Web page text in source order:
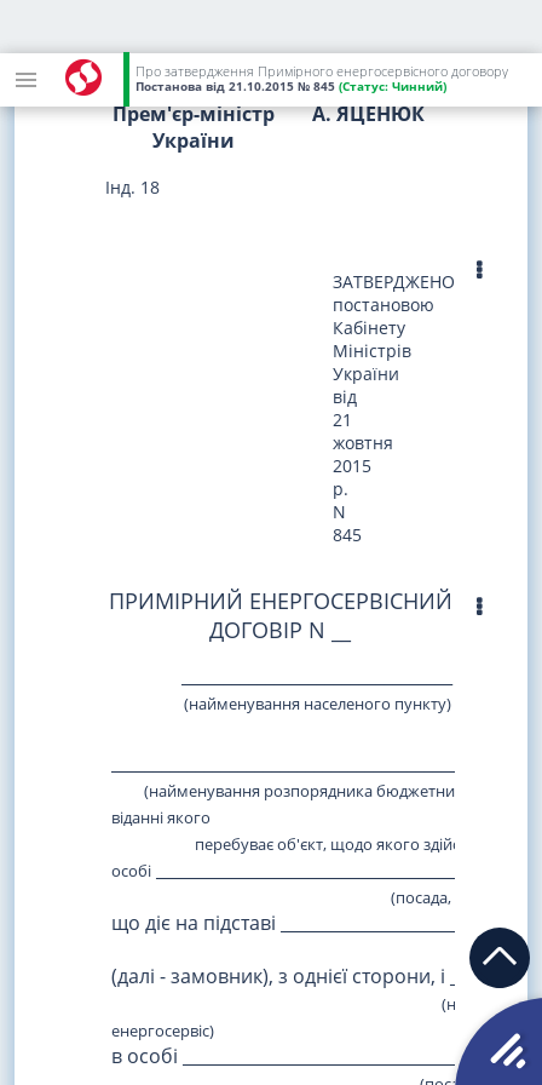
Про затвердження Примірного енергосервісного договору
Постанова від 21.10.2015 № 845 (Статус: Чинний)
Прем'єр-міністр
України
А. ЯЦЕНЮК
Інд. 18
ЗАТВЕРДЖЕНО
постановою
Кабінету
Міністрів
України
від
21
жовтня
2015
р.
N
845
ПРИМІРНИЙ ЕНЕРГОСЕРВІСНИЙ
ДОГОВІР N __
(найменування населеного пункту)
(найменування розпорядника бюджетних коштів, в
віданні якого
перебуває об'єкт, щодо якого здійснюється
особі
(посада, прізвище, ім'я та по
що діє на підставі
(найменування
(далі - замовник), з однієї сторони, і
(найменування суб'єкта
енергосервіс)
в особі